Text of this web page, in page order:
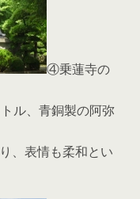
④乗蓮寺の
ル、青銅製の阿弥
、表情も柔和とい